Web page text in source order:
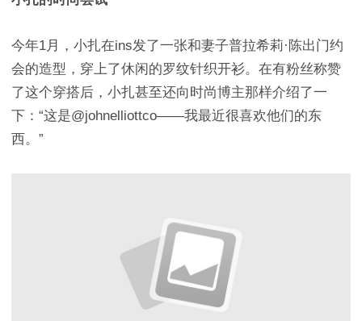
今年1月，小扎在ins发了一张和妻子普拉希莉·陈出门约
会的造型，穿上了休闲的罗纹针织开衫。在有粉丝称赞
了这个穿搭后，小扎甚至还向时尚博主那样介绍了一
下：“这是@johnelliottco——我最近很喜欢他们的东
西。”